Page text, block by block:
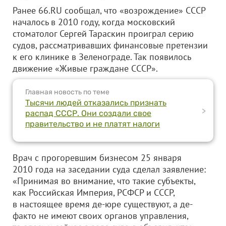
Ранее 66.RU сообщал, что «возрождение» СССР
началось в 2010 году, когда московский
стоматолог Сергей Тараскин проиграл серию
судов, рассматривавших финансовые претензии
к его клинике в Зеленограде. Так появилось
движение «Живые граждане СССР».
Главная новость по теме
Тысячи людей отказались признать
распад СССР. Они создали свое
правительство и не платят налоги
>
Врач с прогоревшим бизнесом 25 января
2010 года на заседании суда сделал заявление:
«Принимая во внимание, что такие субъекты,
как Российская Империя, РСФСР и СССР,
в настоящее время де-юре существуют, а де-
факто не имеют своих органов управления,